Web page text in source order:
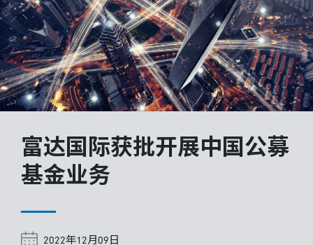
产品服务
跨境投资
可持续投资
市场观点
富达国际获批开展中国公募
基金业务
2022年12月09日